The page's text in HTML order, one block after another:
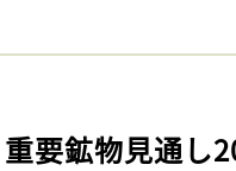
重要鉱物見通